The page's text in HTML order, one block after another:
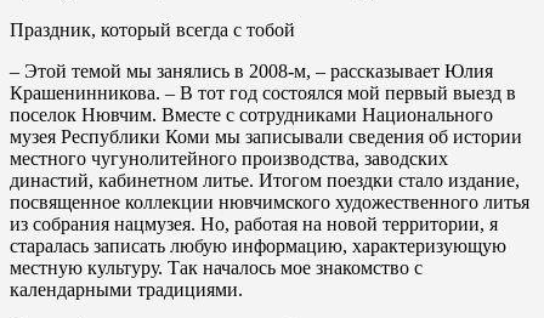
Праздник, который всегда с тобой
– Этой темой мы занялись в 2008-м, – рассказывает Юлия
Крашенинникова. – В тот год состоялся мой первый выезд в
поселок Нювчим. Вместе с сотрудниками Национального
музея Республики Коми мы записывали сведения об истории
местного чугунолитейного производства, заводских
династий, кабинетном литье. Итогом поездки стало издание,
посвященное коллекции нювчимского художественного литья
из собрания нацмузея. Но, работая на новой территории, я
старалась записать любую информацию, характеризующую
местную культуру. Так началось мое знакомство с
календарными традициями.